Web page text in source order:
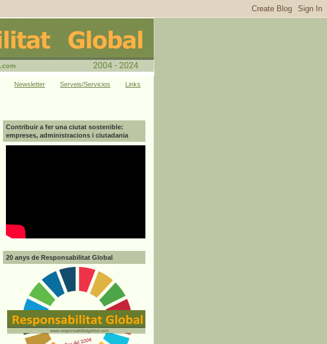
Newsletter Serveis/Servicios Links
Contribuir a fer una ciutat sostenible:
empreses, administracions i ciutadania
20 anys de Responsabilitat Global